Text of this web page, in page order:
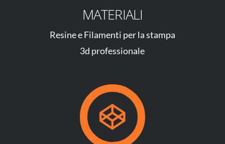
MATERIALI
Resine e Filamenti per la stampa
3d professionale